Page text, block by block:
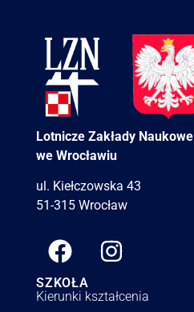
Lotnicze Zakłady Naukowe
we Wrocławiu
ul. Kiełczowska 43
51-315 Wrocław
SZKOŁA
Kierunki kształcenia